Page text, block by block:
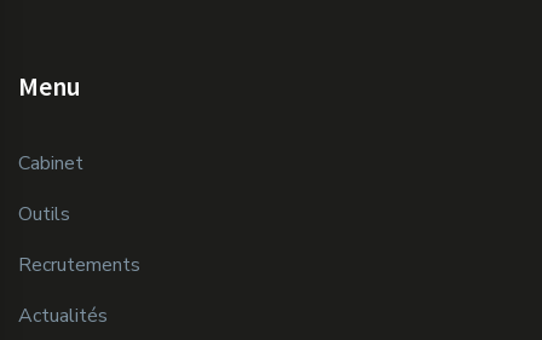
Menu
Cabinet
Outils
Recrutements
Actualités